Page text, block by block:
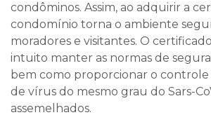
condôminos. Assim, ao adquirir a
condomínio torna o ambiente
moradores e visitantes. O
intuito manter as normas de
bem como proporcionar o
de vírus do mesmo grau do Sars-
assemelhados.